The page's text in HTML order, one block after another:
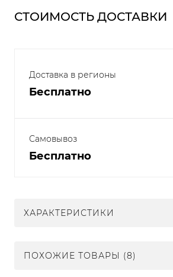
СТОИМОСТЬ ДОСТАВКИ
Доставка в регионы
Бесплатно
Самовывоз
Бесплатно
ХАРАКТЕРИСТИКИ
ПОХОЖИЕ ТОВАРЫ (8)